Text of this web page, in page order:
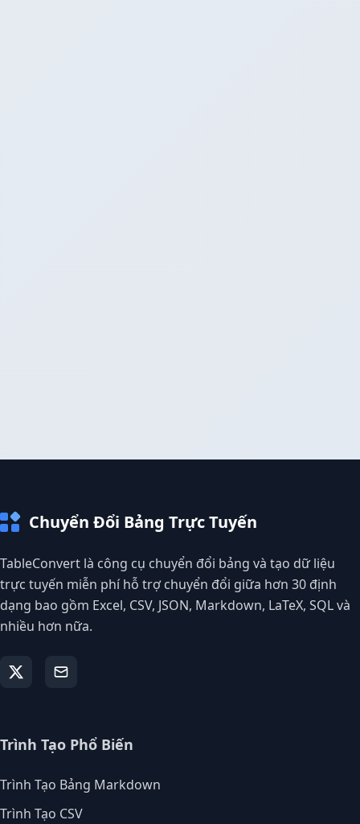
Chuyển Đổi Bảng Trực Tuyến
TableConvert là công cụ chuyển đổi bảng và tạo dữ liệu
trực tuyến miễn phí hỗ trợ chuyển đổi giữa hơn 30 định
dạng bao gồm Excel, CSV, JSON, Markdown, LaTeX, SQL và
nhiều hơn nữa.
Trình Tạo Phổ Biến
Trình Tạo Bảng Markdown
Trình Tạo CSV